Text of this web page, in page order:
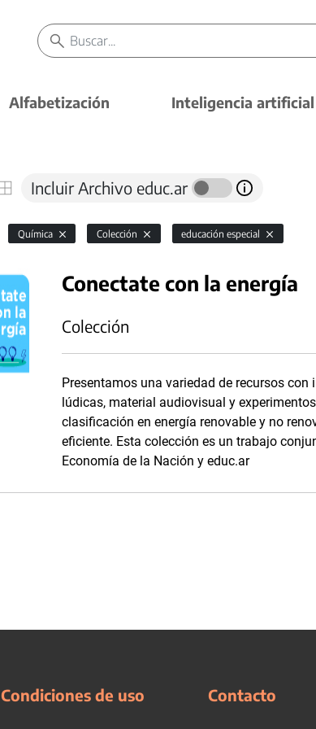
Alfabetización Inteligencia artificial
Incluir Archivo educ.ar
Química Colección educación especial
Conectate con la energía
Colección
Presentamos una variedad de recursos
lúdicas, material audiovisual y
clasificación en energía renovable y no
eficiente. Esta colección es un trabajo
Economía de la Nación y educ.ar
Condiciones de uso Contacto